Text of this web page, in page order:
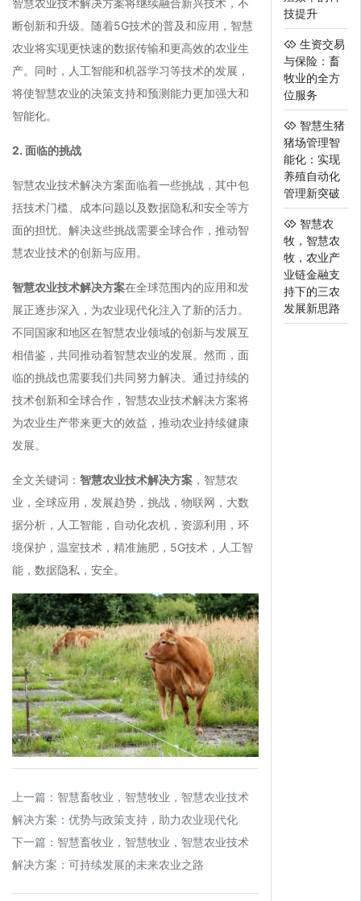
断创新和升级。随着5G技术的普及和应用，智慧
农业将实现更快速的数据传输和更高效的农业生
产。同时，人工智能和机器学习等技术的发展，
将使智慧农业的决策支持和预测能力更加强大和
智能化。
2. 面临的挑战
智慧农业技术解决方案面临着一些挑战，其中包
括技术门槛、成本问题以及数据隐私和安全等方
面的担忧。解决这些挑战需要全球合作，推动智
慧农业技术的创新与应用。
智慧农业技术解决方案在全球范围内的应用和发
展正逐步深入，为农业现代化注入了新的活力。
不同国家和地区在智慧农业领域的创新与发展互
相借鉴，共同推动着智慧农业的发展。然而，面
临的挑战也需要我们共同努力解决。通过持续的
技术创新和全球合作，智慧农业技术解决方案将
为农业生产带来更大的效益，推动农业持续健康
发展。
全文关键词： 智慧农业技术解决方案 ，智慧农
业，全球应用，发展趋势，挑战，物联网，大数
据分析，人工智能，自动化农机，资源利用，环
境保护，温室技术，精准施肥，5G技术，人工智
能，数据隐私，安全。
上一篇： 智慧畜牧业，智慧牧业，智慧农业技术
解决方案：优势与政策支持，助力农业现代化
下一篇： 智慧畜牧业，智慧牧业，智慧农业技术
解决方案：可持续发展的未来农业之路
技提升
生资交易
与保险：畜
牧业的全方
位服务
智慧生猪
猪场管理智
能化：实现
养殖自动化
管理新突破
智慧农
牧，智慧农
牧，农业产
业链金融支
持下的三农
发展新思路